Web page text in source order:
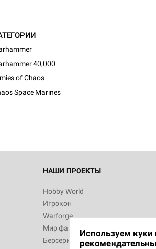
40,000
of Chaos
Space Marines
НАШИ ПРОЕКТЫ
Hobby World
Игрокон
Warforge
Мир фантастики
Берсерк
Используем куки